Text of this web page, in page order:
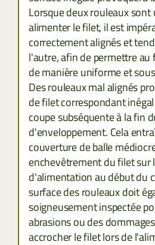
Lorsque deux rouleaux sont
alimenter le filet, il est
correctement alignés et
l'autre, afin de permettre
de manière uniforme et
Des rouleaux mal alignés
de filet correspondant
coupe subséquente à la fin
d'enveloppement. Cela
couverture de balle
enchevêtrement du filet sur
d'alimentation au début du
surface des rouleaux doit
soigneusement inspectée
abrasions ou des
accrocher le filet lors de